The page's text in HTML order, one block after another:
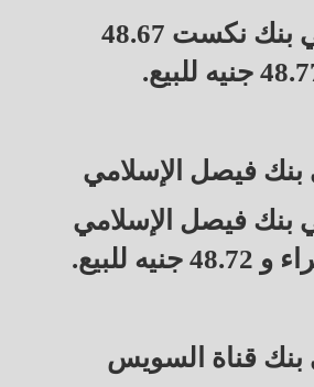
سجل الدولار في بنك نكست 48.67
بنك فيصل الإسلامي
بنك فيصل الإسلامي
بنك قناة السويس